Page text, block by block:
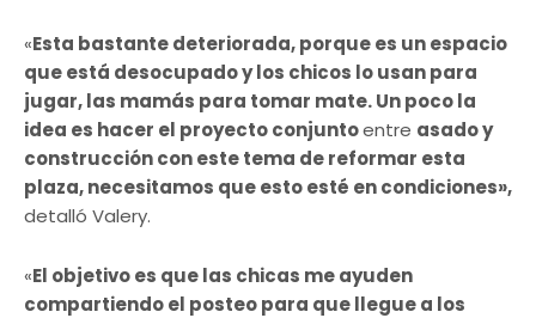
«Esta bastante deteriorada, porque es un espacio
que está desocupado y los chicos lo usan para
jugar, las mamás para tomar mate. Un poco la
idea es hacer el proyecto conjuntoentre asado y
construcción con este tema de reformar esta
plaza, necesitamos que esto esté en condiciones»,
detalló Valery.
«El objetivo es que las chicas me ayuden
compartiendo el posteo para que llegue a los